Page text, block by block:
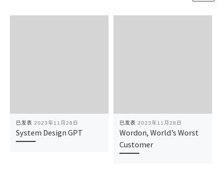
已发表 2023年11月28日
System Design GPT
已发表 2023年11月28日
Wordon, World’s Worst
Customer